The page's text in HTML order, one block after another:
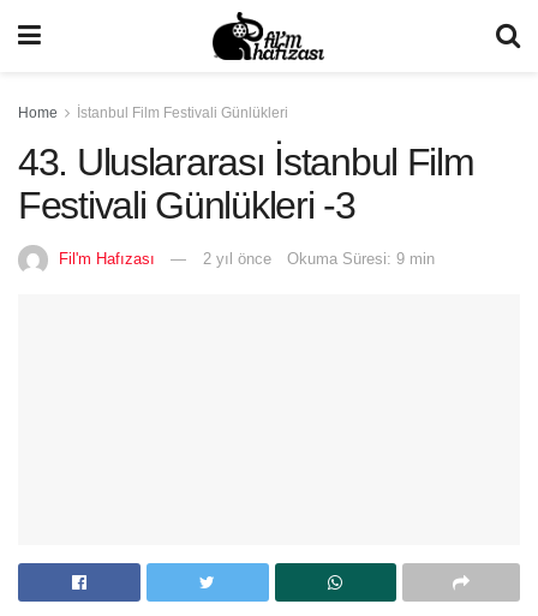
Home İstanbul Film Festivali Günlükleri
43. Uluslararası İstanbul Film
Festivali Günlükleri -3
Fil'm Hafızası 2 yıl önce Okuma Süresi: 9 min